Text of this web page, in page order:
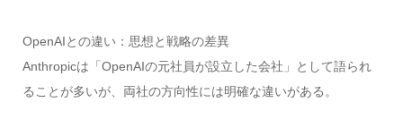
OpenAIとの違い：思想と戦略の差異
Anthropicは「OpenAIの元社員が設立した会社」として語られ
ることが多いが、両社の方向性には明確な違いがある。